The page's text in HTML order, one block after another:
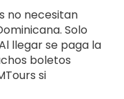
no necesitan
Solo
llegar se paga la
boletos
si